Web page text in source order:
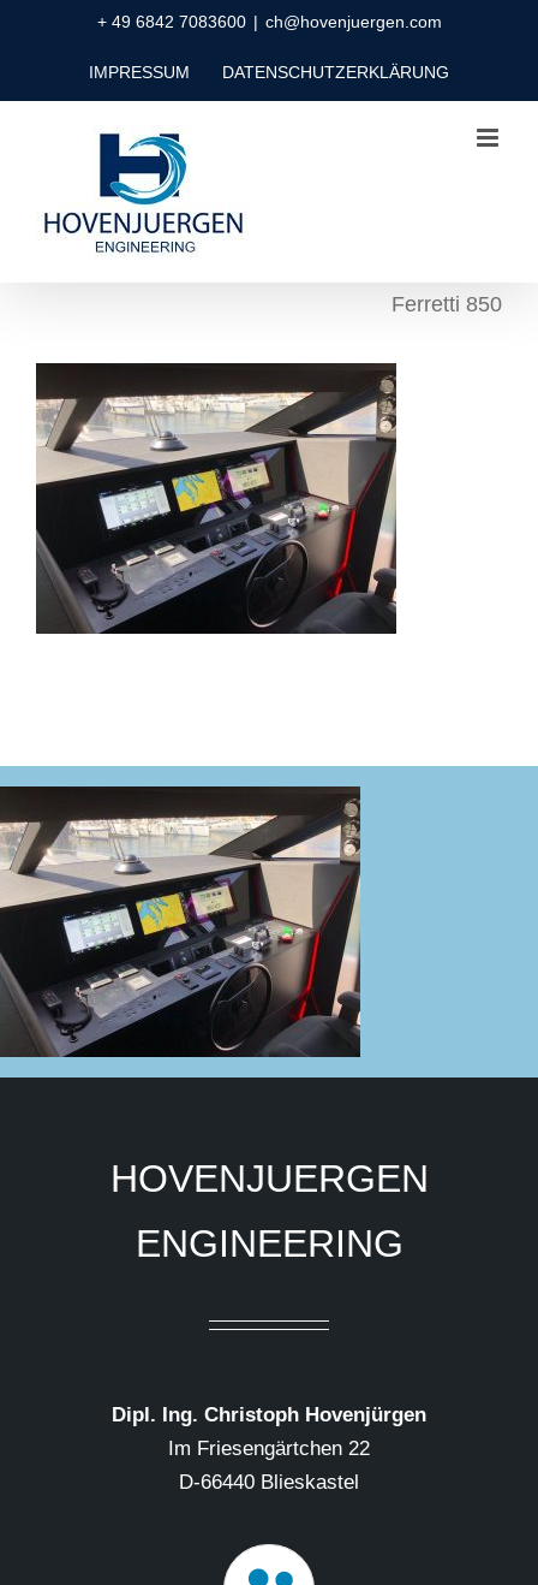
+ 49 6842 7083600 | ch@hovenjuergen.com
IMPRESSUM DATENSCHUTZERKLÄRUNG
Ferretti 850
HOVENJUERGEN
ENGINEERING
Dipl. Ing. Christoph Hovenjürgen
Im Friesengärtchen 22
D-66440 Blieskastel